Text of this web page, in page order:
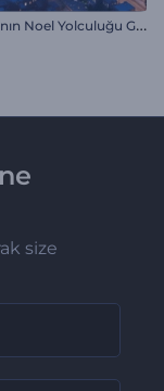
N
oel Baba'nın Noel Yolculuğu Girişi
size